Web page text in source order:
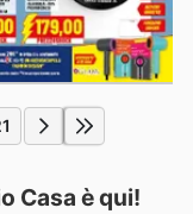
Casa è qui!